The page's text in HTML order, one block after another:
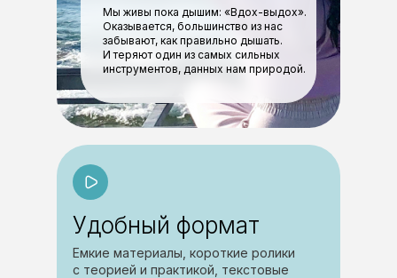
Мы живы пока дышим: «Вдох-выдох».
Оказывается, большинство из нас
забывают, как правильно дышать.
И теряют один из самых сильных
инструментов, данных нам природой.
Удобный формат
Емкие материалы, короткие ролики
с теорией и практикой, текстовые